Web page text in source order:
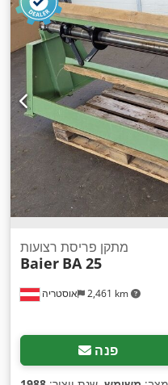
אוסטריה 2,461 km
מתקן פריסת רצועות
Baier BA 25
פנה